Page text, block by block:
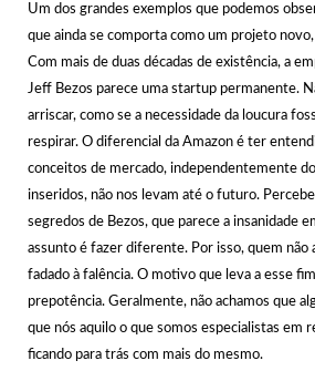
Um dos grandes exemplos que podemos
que ainda se comporta como um projeto
Com mais de duas décadas de existência, a
Jeff Bezos parece uma startup permanente.
arriscar, como se a necessidade da loucura
respirar. O diferencial da Amazon é ter
conceitos de mercado, independentemente
inseridos, não nos levam até o futuro.
segredos de Bezos, que parece a insanidade
assunto é fazer diferente. Por isso, quem não
fadado à falência. O motivo que leva a esse
prepotência. Geralmente, não achamos que
que nós aquilo o que somos especialistas em
ficando para trás com mais do mesmo.